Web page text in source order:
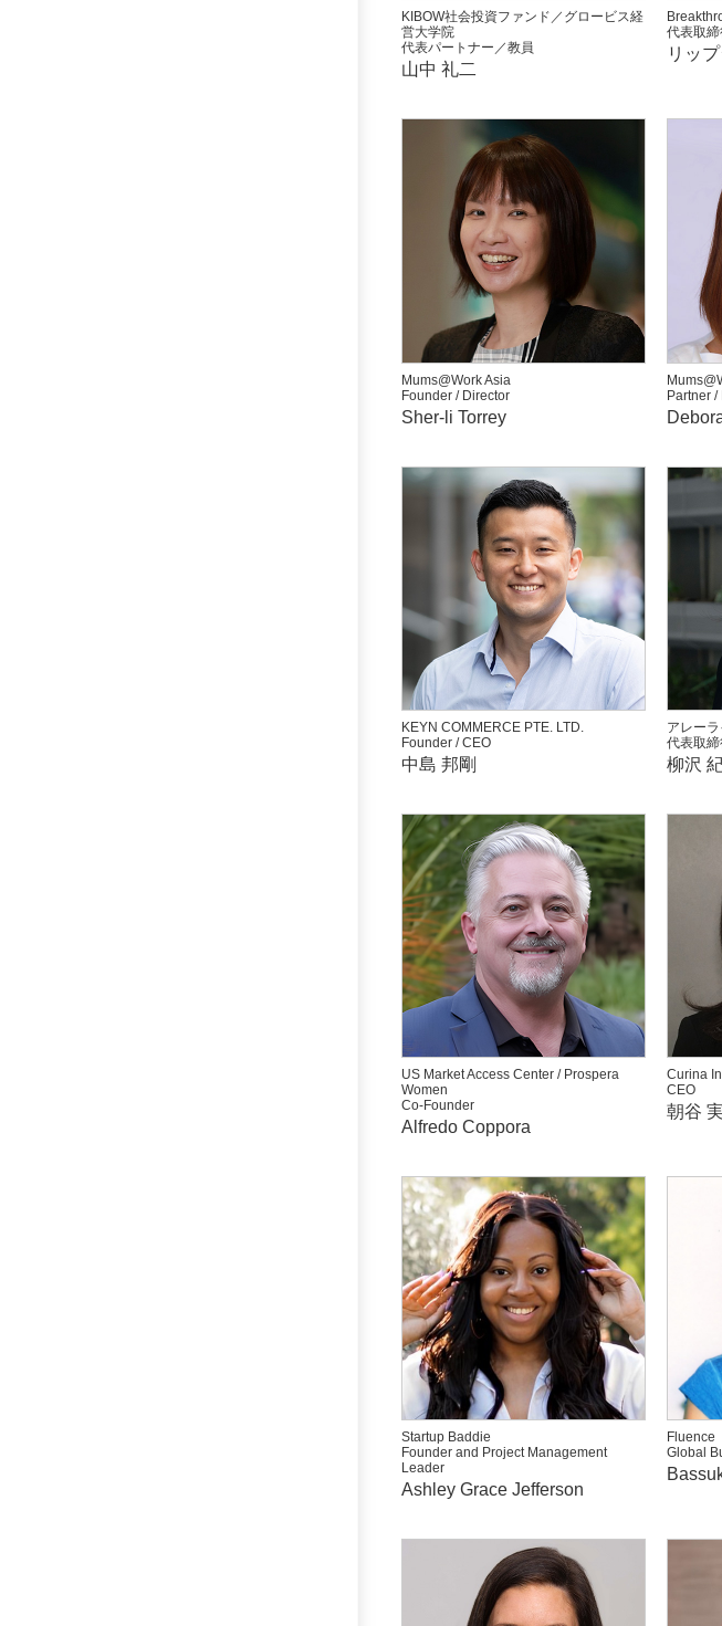
KIBOW社会投資ファンド／グロービス経
営大学院
代表パートナー／教員
山中 礼二
代表取締
リッ
Mums@Work Asia
Founder / Director
Sher-li Torrey
Partner /
KEYN COMMERCE PTE. LTD.
Founder / CEO
中島 邦剛
アレー
代表取締
柳沢
US Market Access Center / Prospera
Women
Co-Founder
Alfredo Coppora
Curina
CEO
朝谷
Startup Baddie
Founder and Project Management
Leader
Ashley Grace Jefferson
Fluence
Global